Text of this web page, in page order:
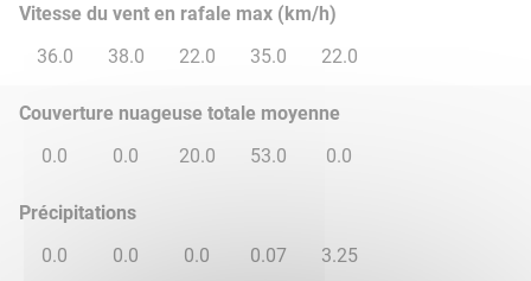
Vitesse du vent en rafale max (km/h)
36.0
38.0 22.0 35.0 22.0
Couverture nuageuse totale moyenne
0.0
0.0 20.0 53.0 0.0
Précipitations
0.0
0.0 0.0 0.07 3.25